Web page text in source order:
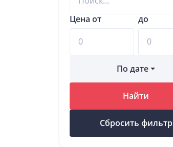
Цена от до
По дате
Найти
Сбросить фильтр